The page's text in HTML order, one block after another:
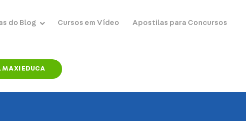
do Blog Cursos em Vídeo Apostilas para Concursos
MAXI EDUCA